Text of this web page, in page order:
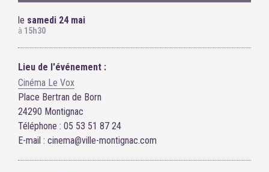
le samedi 24 mai
à 15h30
Lieu de l'événement :
Cinéma Le Vox
Place Bertran de Born
24290 Montignac
Téléphone : 05 53 51 87 24
E-mail : cinema@ville-montignac.com